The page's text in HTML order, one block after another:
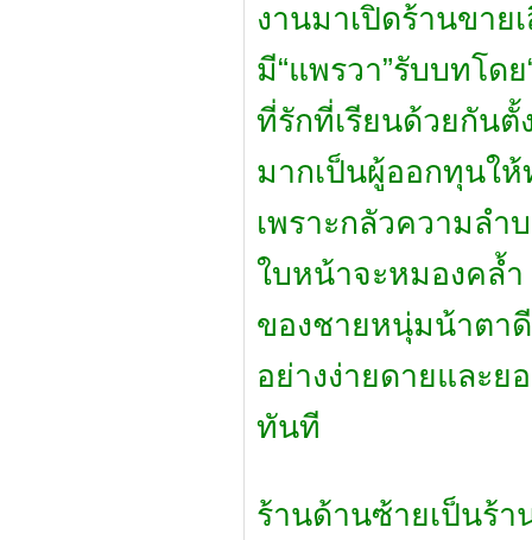
งานมาเปิดร้านขาย
มี“แพรวา”รับบทโด
ที่รักที่เรียนด้วยกัน
มากเป็นผู้ออกทุนใ
เพราะกลัวความลำ
ใบหน้าจะหมองคล้
ของชายหนุ่มน้าตา
อย่างง่ายดายและย
ทันที
ร้านด้านซ้ายเป็นร้า